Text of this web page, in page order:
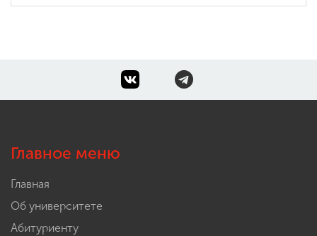
Главное меню
Главная
Об университете
Абитуриенту